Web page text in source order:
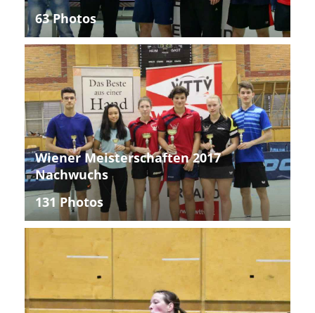
63 Photos
Wiener Meisterschaften 2017
Nachwuchs
131 Photos